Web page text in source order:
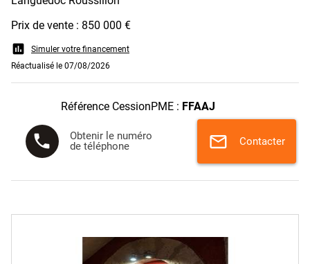
Prix de vente : 850 000 €
assessment
Simuler votre financement
Réactualisé le 07/08/2026
Référence CessionPME : FFAAJ
phone
Obtenir le numéro
de téléphone
mail Contacter